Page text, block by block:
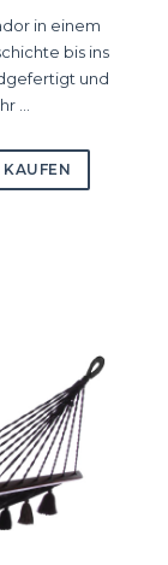
in einem
bis ins
und
...